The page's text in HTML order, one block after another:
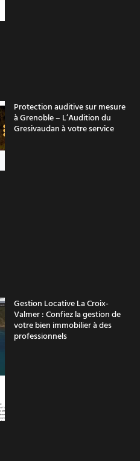
Protection auditive sur mesure
à Grenoble – L’Audition du
Gresivaudan à votre service
Gestion Locative La Croix-
Valmer : Confiez la gestion de
votre bien immobilier à des
professionnels